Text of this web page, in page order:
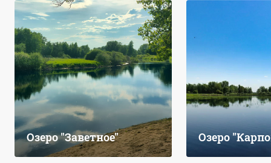
Озеро "Заветное" Озеро